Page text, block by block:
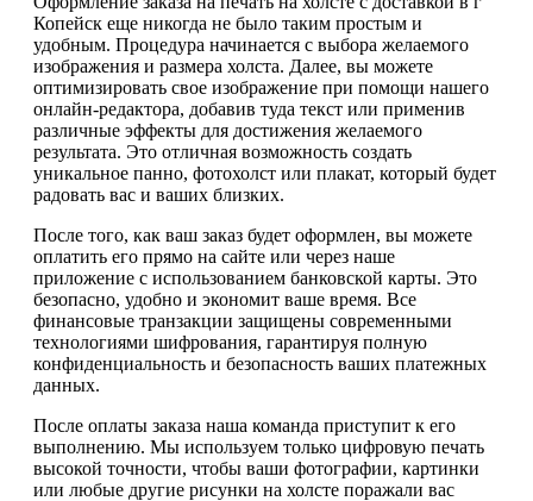
Копейск еще никогда не было таким простым и
удобным. Процедура начинается с выбора желаемого
изображения и размера холста. Далее, вы можете
оптимизировать свое изображение при помощи нашего
онлайн-редактора, добавив туда текст или применив
различные эффекты для достижения желаемого
результата. Это отличная возможность создать
уникальное панно, фотохолст или плакат, который будет
радовать вас и ваших близких.
После того, как ваш заказ будет оформлен, вы можете
оплатить его прямо на сайте или через наше
приложение с использованием банковской карты. Это
безопасно, удобно и экономит ваше время. Все
финансовые транзакции защищены современными
технологиями шифрования, гарантируя полную
конфиденциальность и безопасность ваших платежных
данных.
После оплаты заказа наша команда приступит к его
выполнению. Мы используем только цифровую печать
высокой точности, чтобы ваши фотографии, картинки
или любые другие рисунки на холсте поражали вас